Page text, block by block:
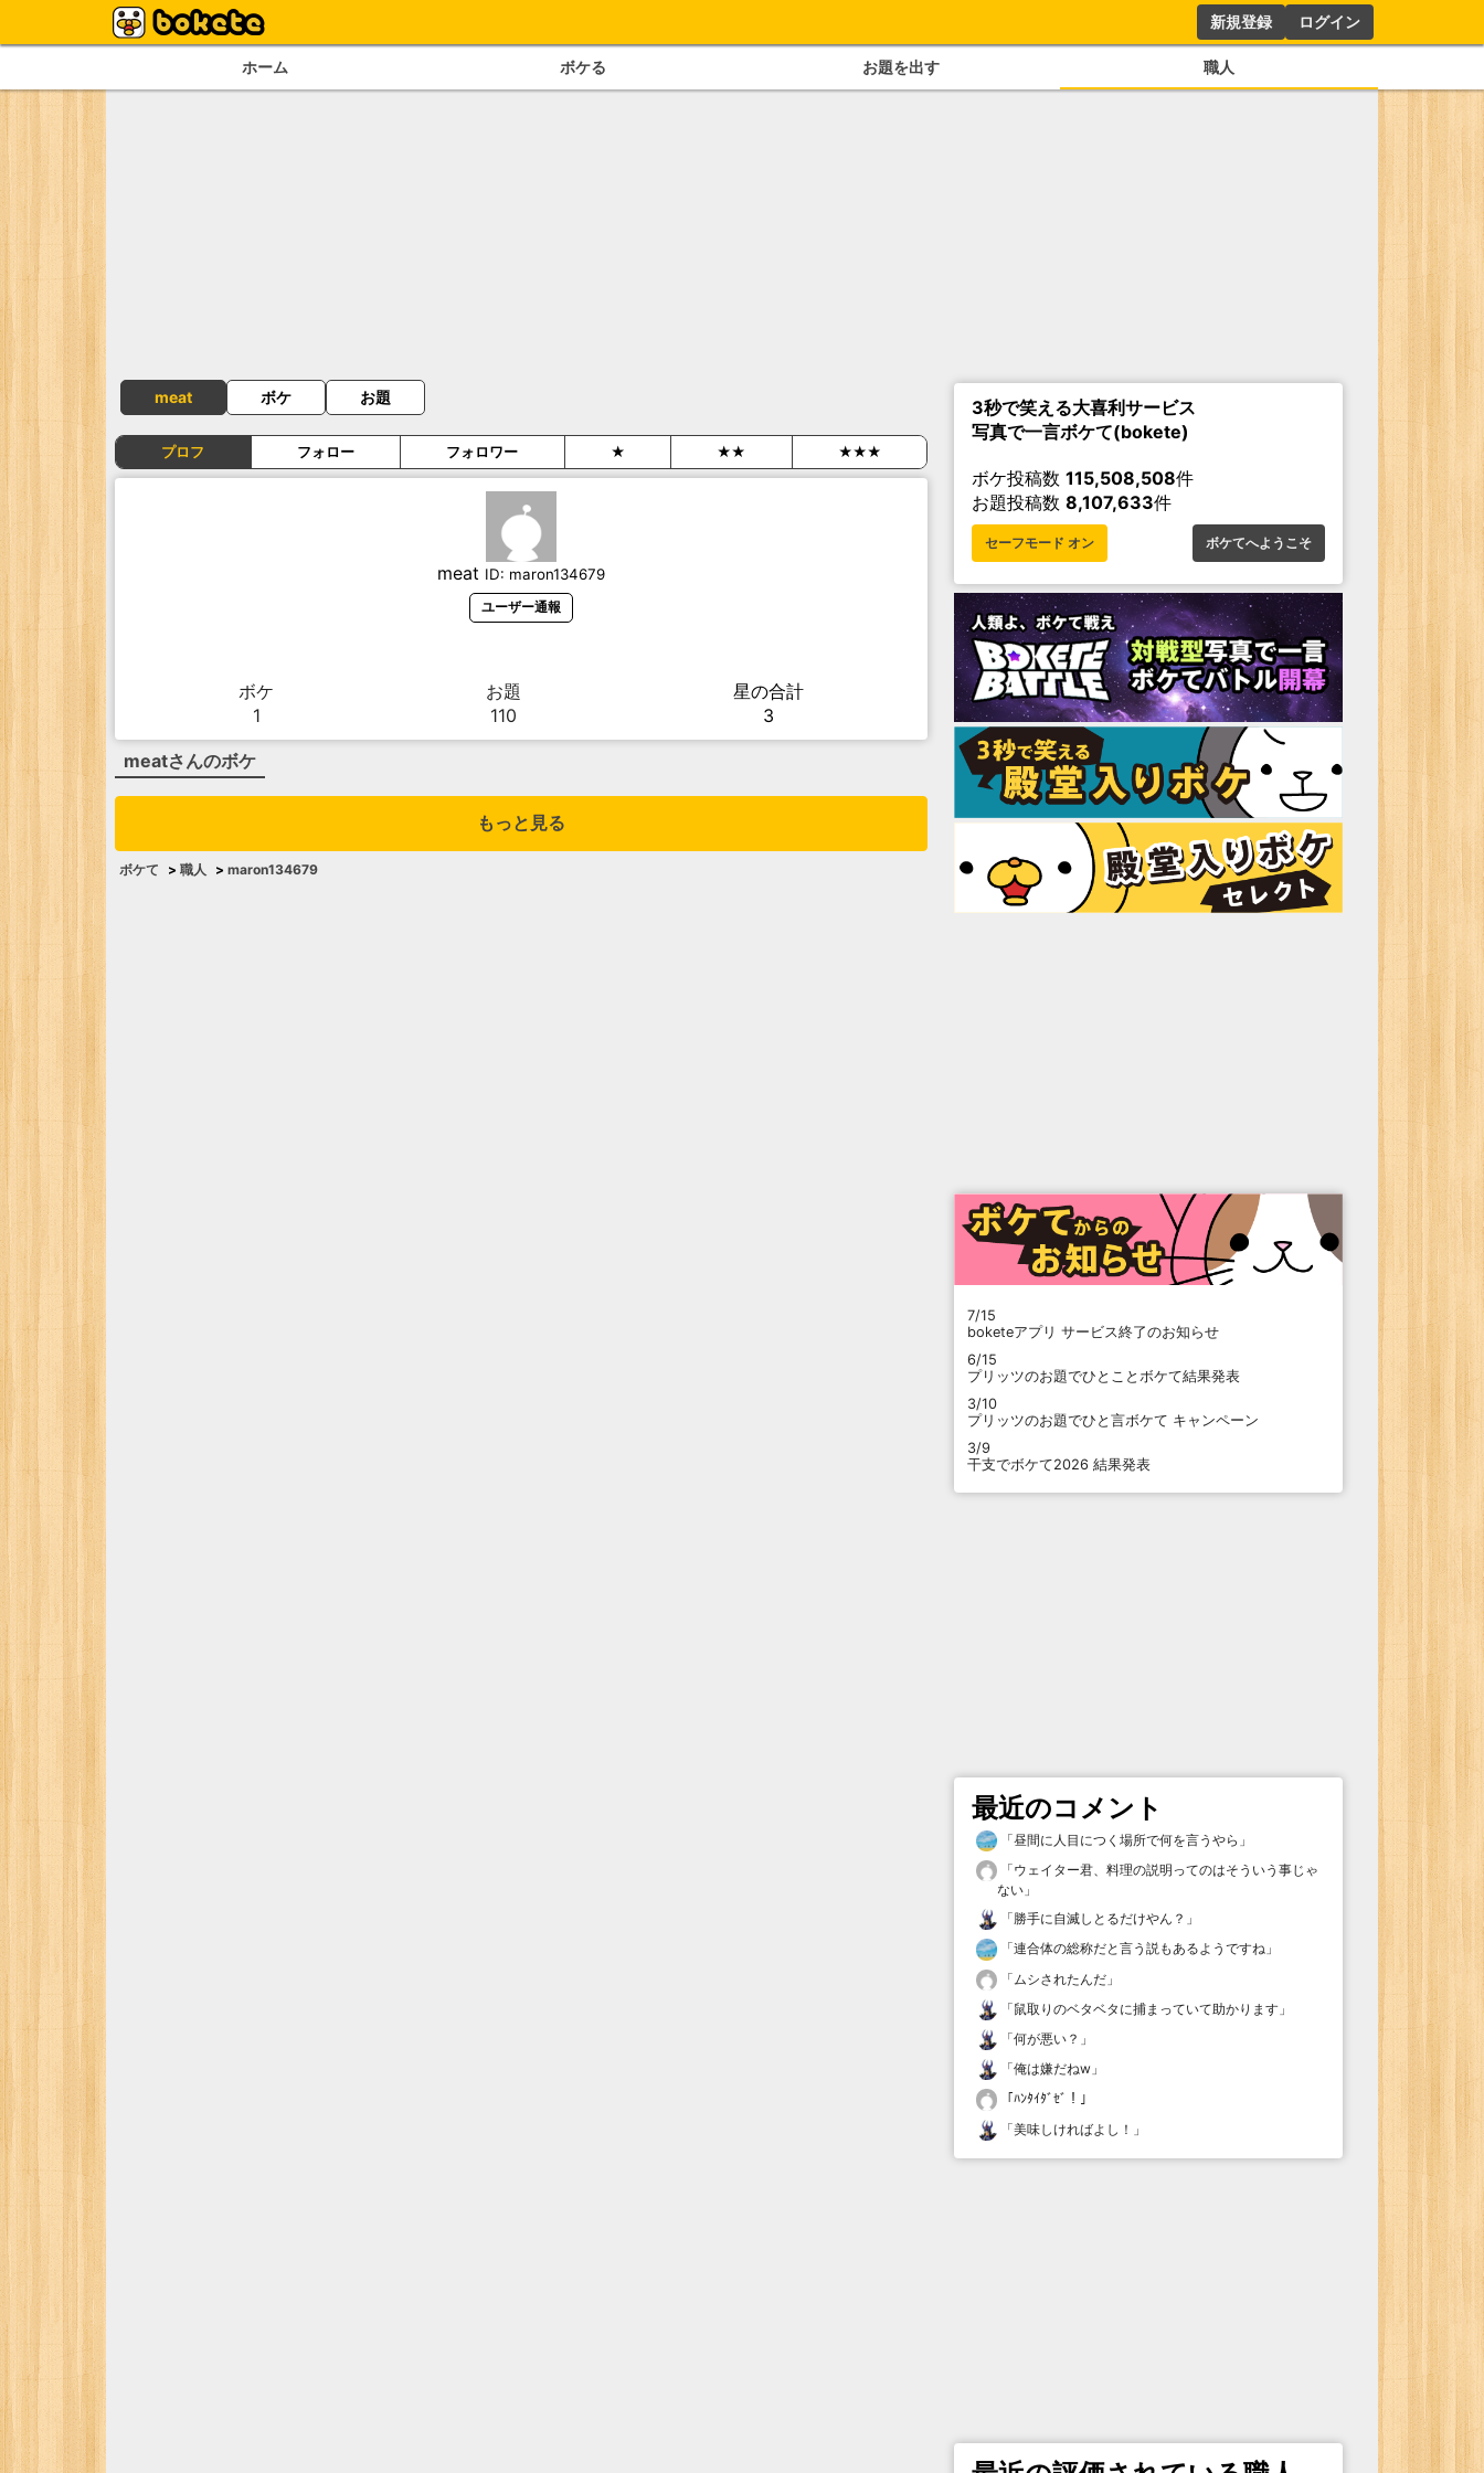
新規登録 ログイン
ホーム ボケる お題を出す 職人
meat ボケ お題
プロフ フォロー フォロワー ★ ★★ ★★★
meat ID: maron134679
ユーザー通報
ボケ
1
お題
110
星の合計
3
meatさんのボケ
もっと見る
ボケて > 職人 > maron134679
3秒で笑える大喜利サービス
写真で一言ボケて(bokete)
ボケ投稿数 115,508,508件
お題投稿数 8,107,633件
セーフモード オン ボケてへようこそ
7/15
boketeアプリ サービス終了のお知らせ
6/15
プリッツのお題でひとことボケて結果発表
3/10
プリッツのお題でひと言ボケて キャンペーン
3/9
干支でボケて2026 結果発表
最近のコメント
「昼間に人目につく場所で何を言うやら 」
「ウェイター君、料理の説明ってのはそういう事じゃ
ない 」
「勝手に自滅しとるだけやん？ 」
「連合体の総称だと言う説もあるようですね 」
「 ムシされたんだ 」
「鼠取りのベタベタに捕まっていて助かります 」
「何が悪い？ 」
「俺は嫌だねw 」
「ﾊﾝﾀｲﾀﾞｾﾞ！ 」
「美味しければよし！ 」